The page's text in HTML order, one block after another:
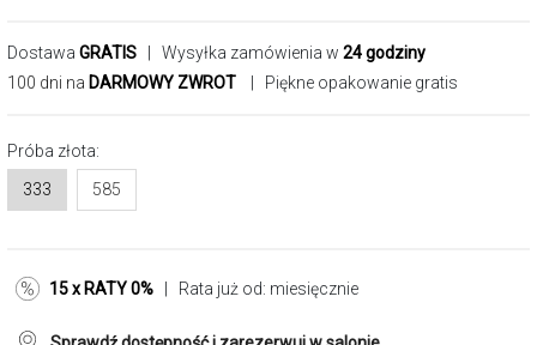
Dostawa GRATIS | Wysyłka zamówienia w 24 godziny
100 dni na DARMOWY ZWROT | Piękne opakowanie gratis
Próba złota:
333
585
15 x RATY 0% | Rata już od: miesięcznie